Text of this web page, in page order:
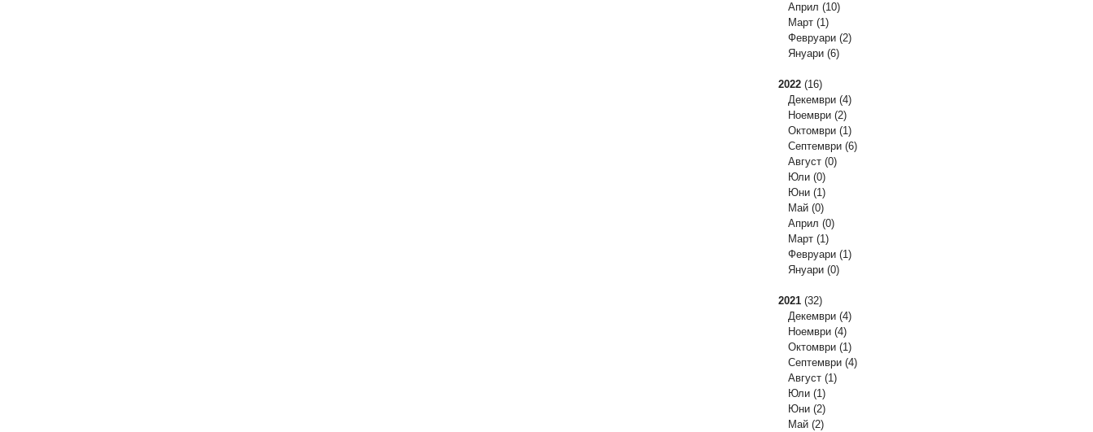
Април (10)
Март (1)
Февруари (2)
Януари (6)
2022 (16)
Декември (4)
Ноември (2)
Октомври (1)
Септември (6)
Август (0)
Юли (0)
Юни (1)
Май (0)
Април (0)
Март (1)
Февруари (1)
Януари (0)
2021 (32)
Декември (4)
Ноември (4)
Октомври (1)
Септември (4)
Август (1)
Юли (1)
Юни (2)
Май (2)